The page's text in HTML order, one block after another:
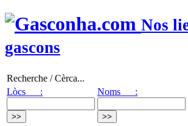
Nos
gascons
Recherche / Cèrca...
Lòcs :
Noms :